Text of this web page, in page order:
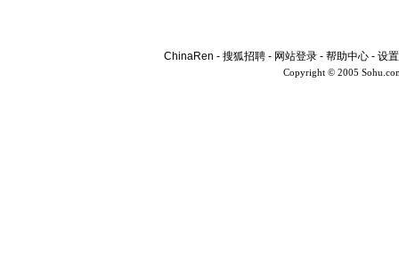
ChinaRen - 搜狐招聘 - 网站登录 - 帮助中心 - 设
Copyright © 2005